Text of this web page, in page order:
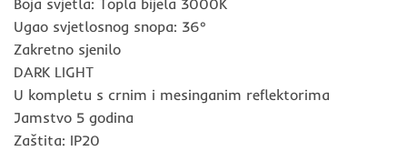
Boja svjetla: Topla bijela 3000K
Ugao svjetlosnog snopa: 36°
Zakretno sjenilo
DARK LIGHT
U kompletu s crnim i mesinganim reflektorima
Jamstvo 5 godina
Zaštita: IP20